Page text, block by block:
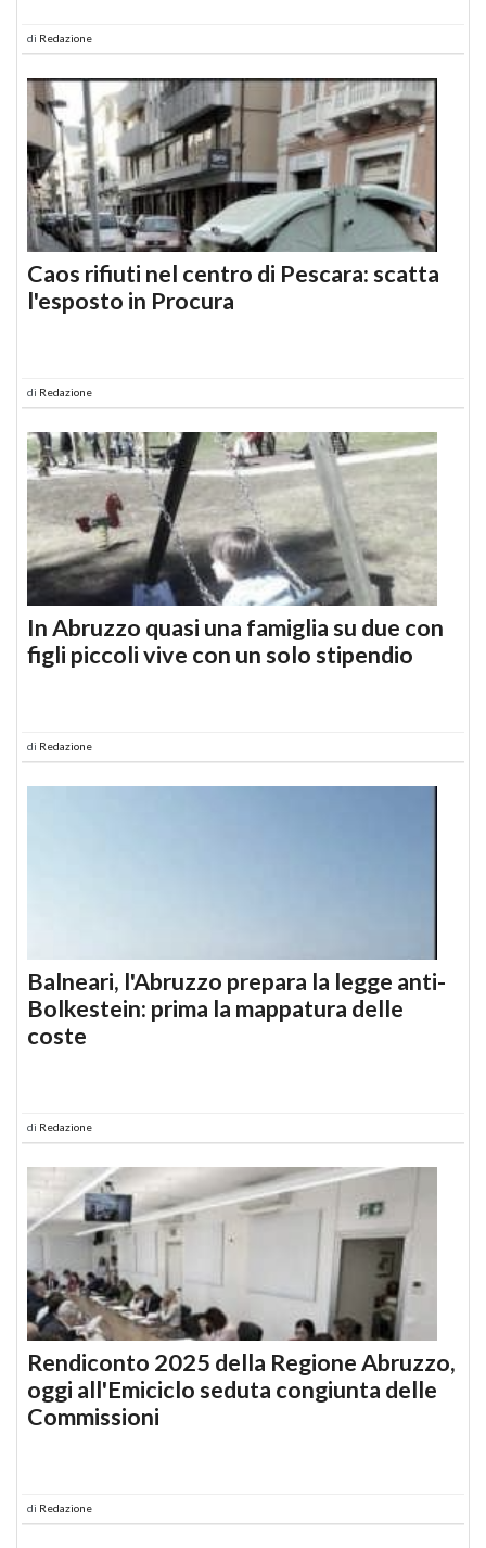
di Redazione
Caos rifiuti nel centro di Pescara: scatta
l'esposto in Procura
di Redazione
In Abruzzo quasi una famiglia su due con
figli piccoli vive con un solo stipendio
di Redazione
Balneari, l'Abruzzo prepara la legge anti-
Bolkestein: prima la mappatura delle
coste
di Redazione
Rendiconto 2025 della Regione Abruzzo,
oggi all'Emiciclo seduta congiunta delle
Commissioni
di Redazione